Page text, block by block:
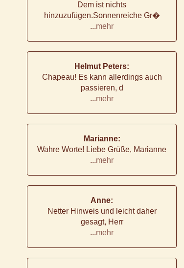
Dem ist nichts
hinzuzufügen.Sonnenreiche Gr�
...mehr
Helmut Peters:
Chapeau! Es kann allerdings auch
passieren, d
...mehr
Marianne:
Wahre Worte! Liebe Grüße, Marianne
...mehr
Anne:
Netter Hinweis und leicht daher
gesagt, Herr
...mehr